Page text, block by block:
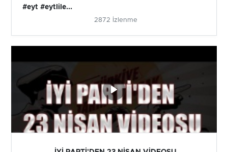
#eyt #eytlile...
2872 İzlenme